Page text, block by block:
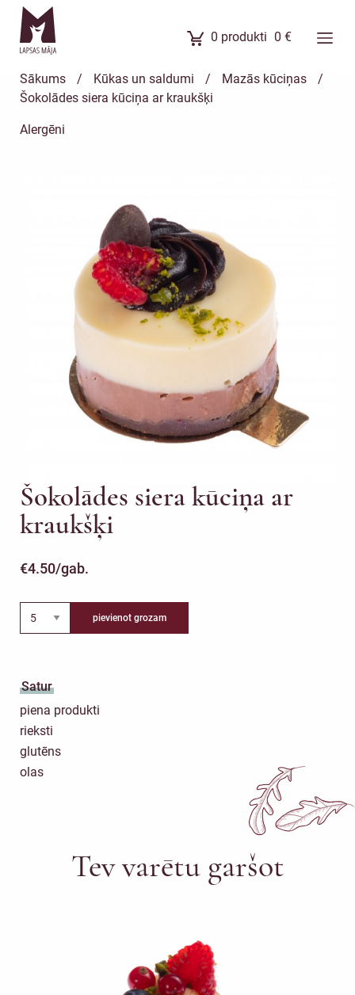
0 produkti 0 €
Ēdienkarte
Sākums / Kūkas un saldumi / Mazās kūciņas
/
Šokolādes siera kūciņa ar kraukšķi
Alergēni
Šokolādes siera kūciņa ar
kraukšķi
€4.50/gab.
pievienot grozam
Satur
piena produkti
rieksti
glutēns
olas
Tev varētu garšot